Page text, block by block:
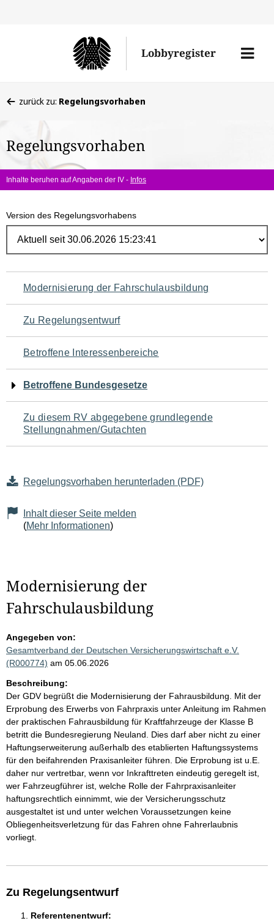
Lobbyregister
Menü
befinden
hier:
zurück zu: Regelungsvorhaben
Regelungsvorhaben
Inhalte beruhen auf Angaben der IV - Infos
Version des Regelungsvorhabens
Navigation
für
den
Seiteninhalt
Modernisierung der Fahrschulausbildung
Zu Regelungsentwurf
Betroffene Interessenbereiche
Betroffene Bundesgesetze
Zu diesem RV abgegebene grundlegende
Stellungnahmen/Gutachten
Regelungsvorhaben herunterladen (PDF)
Inhalt dieser Seite melden
(Mehr Informationen)
Modernisierung der
Fahrschulausbildung
Angegeben von:
Gesamtverband der Deutschen Versicherungswirtschaft e.V.
(R000774) am 05.06.2026
Beschreibung:
Der GDV begrüßt die Modernisierung der Fahrausbildung. Mit der
Erprobung des Erwerbs von Fahrpraxis unter Anleitung im Rahmen
der praktischen Fahrausbildung für Kraftfahrzeuge der Klasse B
betritt die Bundesregierung Neuland. Dies darf aber nicht zu einer
Haftungserweiterung außerhalb des etablierten Haftungssystems
für den beifahrenden Praxisanleiter führen. Die Erprobung ist u.E.
daher nur vertretbar, wenn vor Inkrafttreten eindeutig geregelt ist,
wer Fahrzeugführer ist, welche Rolle der Fahrpraxisanleiter
haftungsrechtlich einnimmt, wie der Versicherungsschutz
ausgestaltet ist und unter welchen Voraussetzungen keine
Obliegenheitsverletzung für das Fahren ohne Fahrerlaubnis
vorliegt.
Zu Regelungsentwurf
Referentenentwurf: